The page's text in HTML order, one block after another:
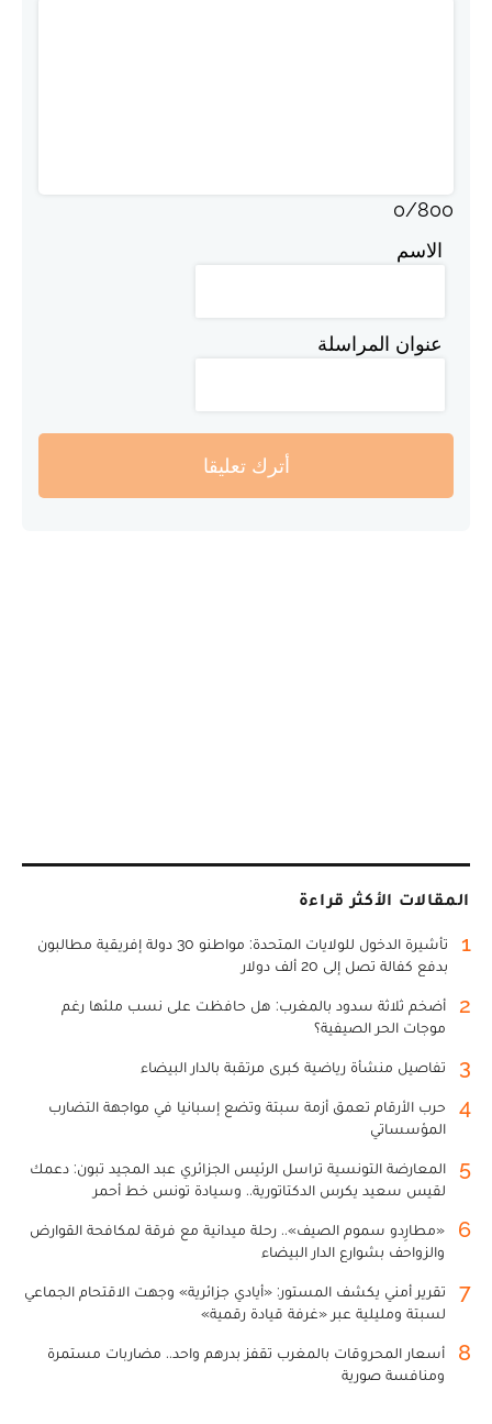
0/800
الاسم
عنوان المراسلة
أترك تعليقا
المقالات الأكثر قراءة
1
تأشيرة الدخول للولايات المتحدة: مواطنو 30 دولة إفريقية مطالبون
بدفع كفالة تصل إلى 20 ألف دولار
2
أضخم ثلاثة سدود بالمغرب: هل حافظت على نسب ملئها رغم
موجات الحر الصيفية؟
3 تفاصيل منشأة رياضية كبرى مرتقبة بالدار البيضاء
4
حرب الأرقام تعمق أزمة سبتة وتضع إسبانيا في مواجهة التضارب
المؤسساتي
5
المعارضة التونسية تراسل الرئيس الجزائري عبد المجيد تبون: دعمك
لقيس سعيد يكرس الدكتاتورية.. وسيادة تونس خط أحمر
6
«مطارِدو سموم الصيف».. رحلة ميدانية مع فرقة لمكافحة القوارض
والزواحف بشوارع الدار البيضاء
7
تقرير أمني يكشف المستور: «أيادي جزائرية» وجهت الاقتحام الجماعي
لسبتة ومليلية عبر «غرفة قيادة رقمية»
8
أسعار المحروقات بالمغرب تقفز بدرهم واحد.. مضاربات مستمرة
ومنافسة صورية